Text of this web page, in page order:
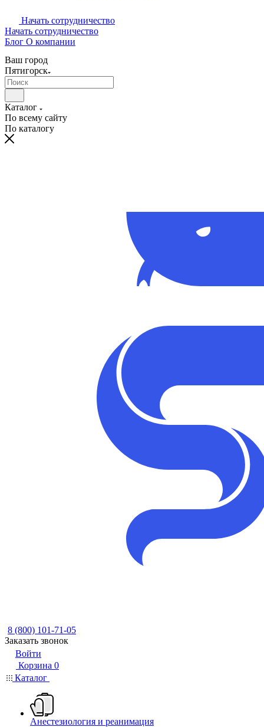
Начать сотрудничество
Начать сотрудничество
Блог О компании
Ваш город
Пятигорск
Каталог
По всему сайту
По каталогу
8 (800) 101-71-05
Заказать звонок
Войти
Корзина 0
Каталог
Анестезиология и реанимация